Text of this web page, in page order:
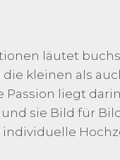
läutet
kleinen als
liegt
sie Bild für